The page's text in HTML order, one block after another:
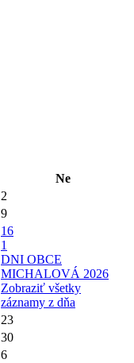
Ne
2
9
16
1
DNI OBCE
MICHALOVÁ 2026
Zobraziť všetky
záznamy z dňa
23
30
6